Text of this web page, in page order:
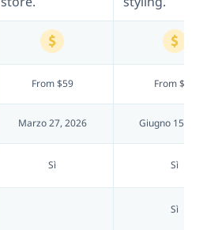
From $59 From $59
Marzo 27, 2026 Giugno 15,
Sì Sì
Sì